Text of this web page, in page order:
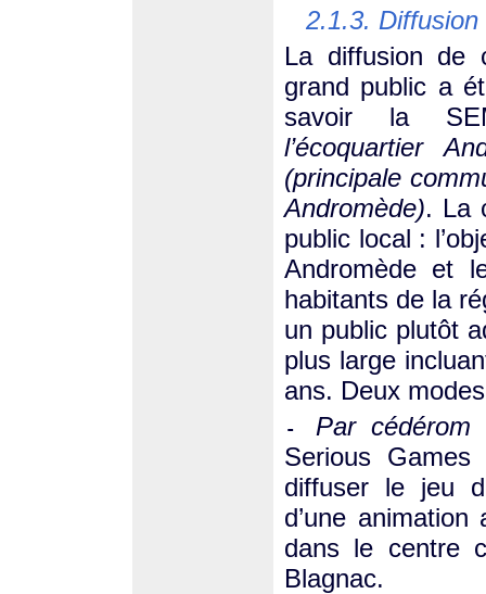
2.1.3.
La diffusion de
grand public a
savoir la
l’écoquartier
(principale
Andromède). La
public local :
Andromède et
habitants de la
un public plutôt
plus large
ans. Deux
- Par cédérom
Serious
diffuser le jeu
d’une
dans le centre
Blagnac.